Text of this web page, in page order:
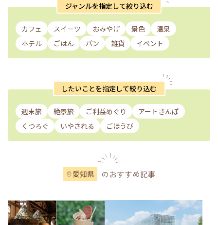
ジャンルを指定して絞り込む
カフェ スイーツ おみやげ 景色
温泉
ホテル
ごはん パン 雑貨 イベント
したいことを指定して絞り込む
週末旅 絶景旅 ご利益めぐり
アートさんぽ
くつろぐ
いやされる ごほうび
愛知県 のおすすめ記事